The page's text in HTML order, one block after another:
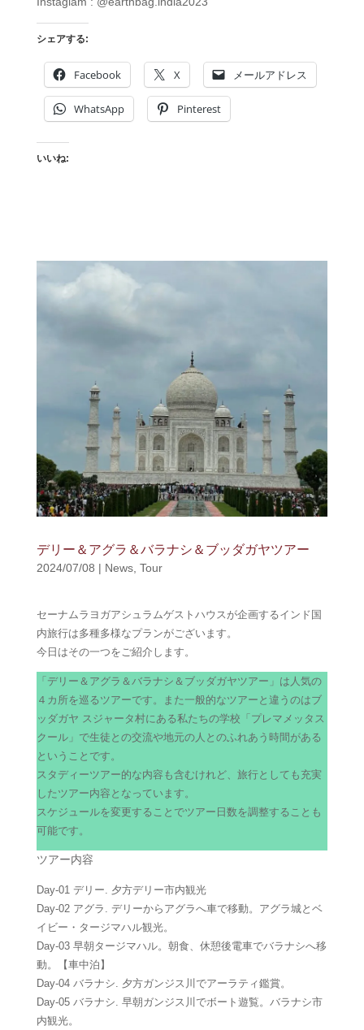
シェアする:
Facebook X メールアドレス
WhatsApp Pinterest
いいね:
デリー＆アグラ＆バラナシ＆ブッダガヤツアー
2024/07/08 | News, Tour
セーナムラヨガアシュラムゲストハウスが企画するインド国
内旅行は多種多様なプランがございます。
今日はその一つをご紹介します。
「デリー＆アグラ＆バラナシ＆ブッダガヤツアー」は人気の
４カ所を巡るツアーです。また一般的なツアーと違うのはブ
ッダガヤ スジャータ村にある私たちの学校「プレマメッタス
クール」で生徒との交流や地元の人とのふれあう時間がある
ということです。
スタディーツアー的な内容も含むけれど、旅行としても充実
したツアー内容となっています。
スケジュールを変更することでツアー日数を調整することも
可能です。
ツアー内容
Day-01 デリー. 夕方デリー市内観光
Day-02 アグラ. デリーからアグラへ車で移動。アグラ城とベ
イビー・タージマハル観光。
Day-03 早朝タージマハル。朝食、休憩後電車でバラナシへ移
動。【車中泊】
Day-04 バラナシ. 夕方ガンジス川でアーラティ鑑賞。
Day-05 バラナシ. 早朝ガンジス川でボート遊覧。バラナシ市
内観光。